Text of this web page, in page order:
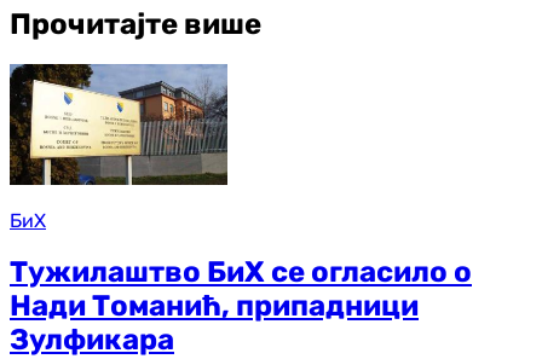
Прочитајте више
БиХ
Тужилаштво БиХ се огласило о
Нади Томанић, припадници
Зулфикара